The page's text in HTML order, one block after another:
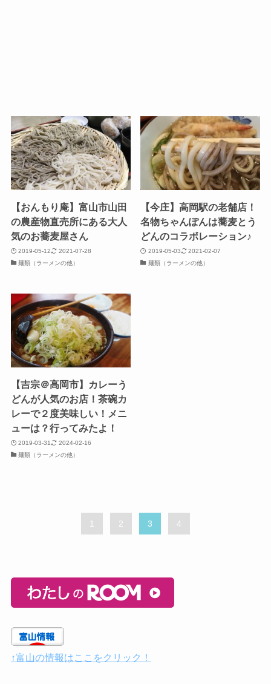
【おんもり庵】富山市山田
の農産物直売所にある大人
気のお蕎麦屋さん
2019-05-12
2021-07-28
麺類（ラーメンの他）
【今庄】高岡駅の老舗店！
名物ちゃんぽんは蕎麦とう
どんのコラボレーション♪
2019-05-03
2021-02-07
麺類（ラーメンの他）
【吉宗＠高岡市】カレーう
どんが人気のお店！茶碗カ
レーで２度美味しい！メニ
ューは？行ってみたよ！
2019-03-31
2024-02-16
麺類（ラーメンの他）
1 2 3 4
↑富山の情報はここをクリック！